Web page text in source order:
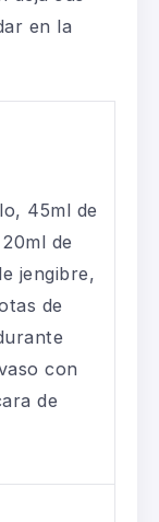
en la
45ml de
de
jengibre,
de
con
de